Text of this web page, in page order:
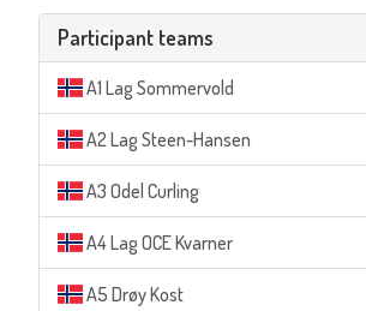
Participant teams
A1 Lag Sommervold
A2 Lag Steen-Hansen
A3 Odel Curling
A4 Lag OCE Kvarner
A5 Drøy Kost